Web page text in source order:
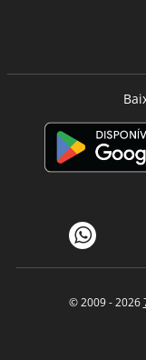
© 2009 - 2026